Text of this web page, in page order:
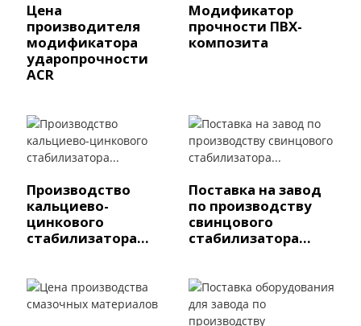
Цена
производителя
модификатора
ударопрочности
ACR
Модификатор
прочности ПВХ-
композита
Производство
кальциево-
цинкового
стабилизатора...
Поставка на завод
по производству
свинцового
стабилизатора...